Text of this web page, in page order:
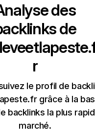
des
de
r
le profil de
grâce à la
backlinks la plus
marché.